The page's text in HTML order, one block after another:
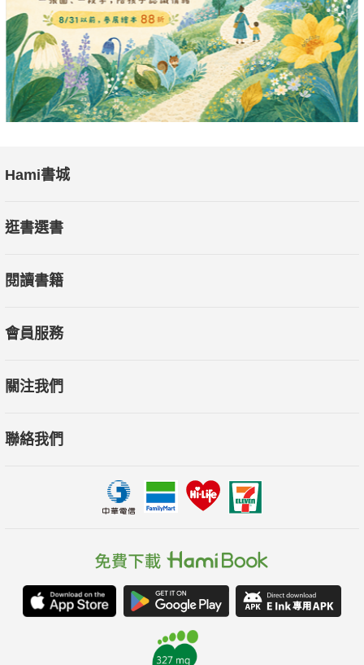
Hami書城
逛書選書
閱讀書籍
會員服務
關注我們
聯絡我們